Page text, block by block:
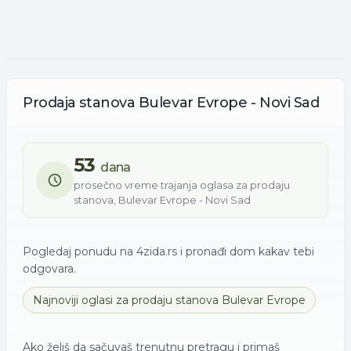
Prodaja stanova Bulevar Evrope - Novi Sad
53 dana
prosečno vreme trajanja oglasa za prodaju
stanova, Bulevar Evrope - Novi Sad
Pogledaj ponudu na 4zida.rs i pronađi dom kakav tebi
odgovara.
Najnoviji oglasi za prodaju stanova Bulevar Evrope
Ako želiš da sačuvaš trenutnu pretragu i primaš